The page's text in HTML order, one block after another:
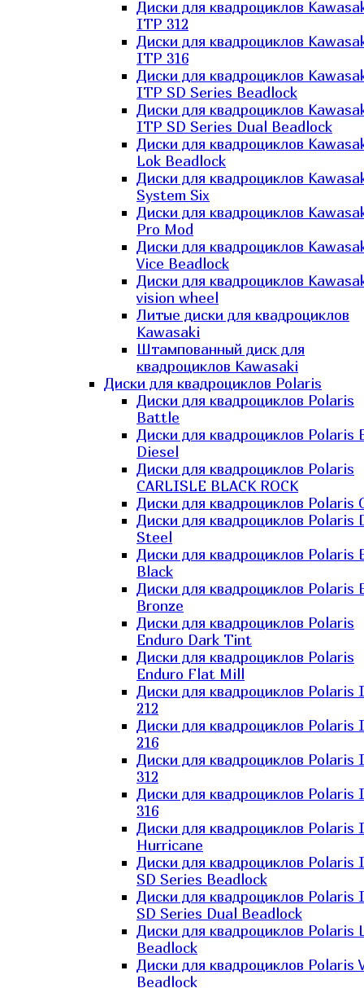
Диски для квадроциклов
ITP 312
Диски для квадроциклов
ITP 316
Диски для квадроциклов
ITP SD Series Beadlock
Диски для квадроциклов
ITP SD Series Dual Beadlock
Диски для квадроциклов
Lok Beadlock
Диски для квадроциклов
System Six
Диски для квадроциклов
Pro Mod
Диски для квадроциклов
Vice Beadlock
Диски для квадроциклов
vision wheel
Литые диски для квадроциклов
Kawasaki​
Штампованный диск для
квадроциклов Kawasaki​
Диски для квадроциклов Polaris
Диски для квадроциклов Polaris
Battle
Диски для квадроциклов Polaris
Diesel
Диски для квадроциклов Polaris
CARLISLE BLACK ROCK
Диски для квадроциклов Polaris
Диски для квадроциклов Polaris
Steel
Диски для квадроциклов Polaris
Black
Диски для квадроциклов Polaris
Bronze
Диски для квадроциклов Polaris
Enduro Dark Tint
Диски для квадроциклов Polaris
Enduro Flat Mill
Диски для квадроциклов Polaris
212
Диски для квадроциклов Polaris
216
Диски для квадроциклов Polaris
312
Диски для квадроциклов Polaris
316
Диски для квадроциклов Polaris
Hurricane
Диски для квадроциклов Polaris
SD Series Beadlock
Диски для квадроциклов Polaris
SD Series Dual Beadlock
Диски для квадроциклов Polaris
Beadlock
Диски для квадроциклов Polaris
Beadlock